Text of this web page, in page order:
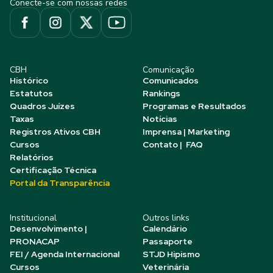
Conecte-se com nossas redes
CBH
Histórico
Estatutos
Quadros Juízes
Taxas
Registros Ativos CBH
Cursos
Relatórios
Certificação Técnica
Portal da Transparência
Comunicação
Comunicados
Rankings
Programas e Resultados
Notícias
Imprensa | Marketing
Contato | FAQ
Institucional
Desenvolvimento |
PRONACAP
FEI / Agenda Internacional
Cursos
Outros links
Calendário
Passaporte
STJD Hipismo
Veterinária